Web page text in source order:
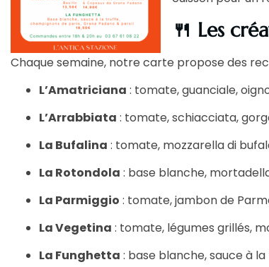
🍴 Les
Chaque semaine, notre carte propose des
L’Amatriciana : tomate, guanciale,
L’Arrabbiata : tomate, schiacciata,
La Bufalina : tomate, mozzarella di
La Rotondola : base blanche,
La Parmiggio : tomate, jambon de
La Vegetina : tomate, légumes grillés,
La Funghetta : base blanche, sauce à